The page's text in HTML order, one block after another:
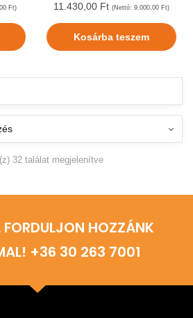
Ft) 11.430,00 Ft (Nettó:9.000,00 Ft)
Kosárba teszem
32 találat megjelenítve
FORDULJON HOZZÁNK
+36 30 263 7001